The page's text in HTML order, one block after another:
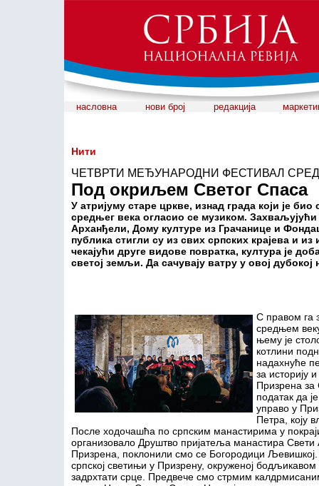
насловна нови број редакција
Нити
ЧЕТВРТИ МЕЂУНАРОДНИ ФЕСТИВАЛ
Под окриљем Светог Спаса
У атријуму старе цркве, изнад града који је
средњег века огласио се музиком.
Арханђели, Дому културе из Грачанице и
публика стигли су из свих српских крајева и
чекајући друге видове повратка, култура је
светој земљи. Да сачувају ватру у овој дубокој
С правом га
средњем
њему је
котлини
надахнуће
за историју
Призрена
податак да
управо у
Петра, коју
После ходочашћа по српским манастирима у
организовало Друштво пријатеља манастира Свети
Призрена, поклонили смо се Богородици Љевишкој.
српској светињи у Призрену, окруженој
задрхтати срце. Предвече смо стрмим